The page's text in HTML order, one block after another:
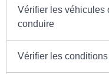
Vérifier les véhicules
conduire
Vérifier les